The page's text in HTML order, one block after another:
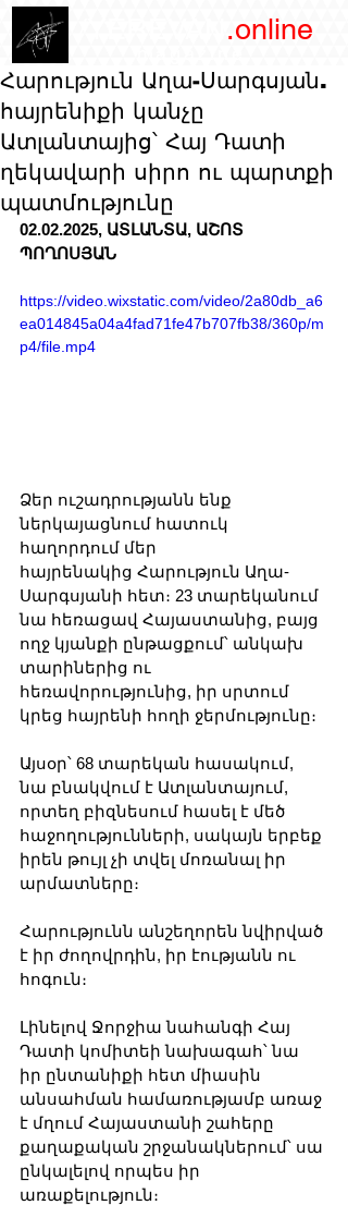
.online
Հարություն Աղա-Սարգսյան.
հայրենիքի կանչը
Ատլանտայից՝ Հայ Դատի
ղեկավարի սիրո ու պարտքի
պատմությունը
02.02.2025, ԱՏԼԱՆՏԱ, ԱՇՈՏ
ՊՈՂՈՍՅԱՆ
https://video.wixstatic.com/video/2a80db_a6
ea014845a04a4fad71fe47b707fb38/360p/m
p4/file.mp4
Ձեր ուշադրությանն ենք
ներկայացնում հատուկ
հաղորդում մեր
հայրենակից Հարություն Աղա-
Սարգսյանի հետ։ 23 տարեկանում
նա հեռացավ Հայաստանից, բայց
ողջ կյանքի ընթացքում՝ անկախ
տարիներից ու
հեռավորությունից, իր սրտում
կրեց հայրենի հողի ջերմությունը։
Այսօր՝ 68 տարեկան հասակում,
նա բնակվում է Ատլանտայում,
որտեղ բիզնեսում հասել է մեծ
հաջողությունների, սակայն երբեք
իրեն թույլ չի տվել մոռանալ իր
արմատները։
Հարությունն անշեղորեն նվիրված
է իր ժողովրդին, իր էությանն ու
հոգուն։
Լինելով Ջորջիա նահանգի Հայ
Դատի կոմիտեի նախագահ՝ նա
իր ընտանիքի հետ միասին
անսահման համառությամբ առաջ
է մղում Հայաստանի շահերը
քաղաքական շրջանակներում՝ սա
ընկալելով որպես իր
առաքելություն։